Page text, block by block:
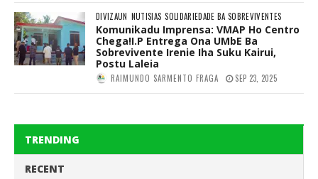
DIVIZAUN NUTISIAS SOLIDARIEDADE BA SOBREVIVENTES
Komunikadu Imprensa: VMAP Ho Centro
Chega!I.P Entrega Ona UMbE Ba
Sobrevivente Irenie Iha Suku Kairui,
Postu Laleia
RAIMUNDO SARMENTO FRAGA SEP 23, 2025
TRENDING
RECENT